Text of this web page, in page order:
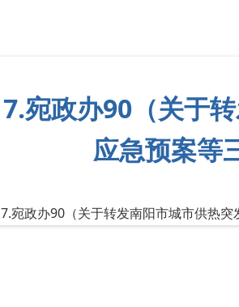
7.宛政办90（关于
应急预案等
7.宛政办90（关于转发南阳市城市供热